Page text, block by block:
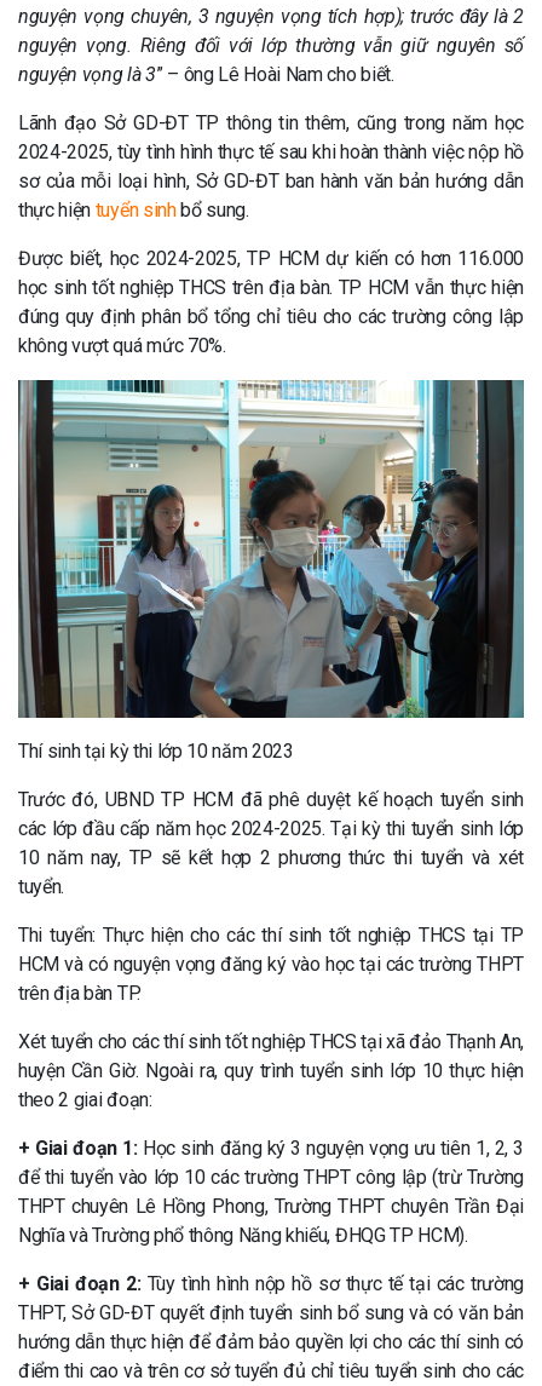
nguyện vọng chuyên, 3 nguyện vọng tích hợp); trước đây là 2
nguyện vọng. Riêng đối với lớp thường vẫn giữ nguyên số
nguyện vọng là 3” – ông Lê Hoài Nam cho biết.
Lãnh đạo Sở GD-ĐT TP thông tin thêm, cũng trong năm học
2024-2025, tùy tình hình thực tế sau khi hoàn thành việc nộp hồ
sơ của mỗi loại hình, Sở GD-ĐT ban hành văn bản hướng dẫn
thực hiện tuyển sinhbổ sung.
Được biết, học 2024-2025, TP HCM dự kiến có hơn 116.000
học sinh tốt nghiệp THCS trên địa bàn. TP HCM vẫn thực hiện
đúng quy định phân bổ tổng chỉ tiêu cho các trường công lập
không vượt quá mức 70%.
Thí sinh tại kỳ thi lớp 10 năm 2023
Trước đó, UBND TP HCM đã phê duyệt kế hoạch tuyển sinh
các lớp đầu cấp năm học 2024-2025. Tại kỳ thi tuyển sinh lớp
10 năm nay, TP sẽ kết hợp 2 phương thức thi tuyển và xét
tuyển.
Thi tuyển: Thực hiện cho các thí sinh tốt nghiệp THCS tại TP
HCM và có nguyện vọng đăng ký vào học tại các trường THPT
trên địa bàn TP.
Xét tuyển cho các thí sinh tốt nghiệp THCS tại xã đảo Thạnh An,
huyện Cần Giờ. Ngoài ra, quy trình tuyển sinh lớp 10 thực hiện
theo 2 giai đoạn:
+ Giai đoạn 1:Học sinh đăng ký 3 nguyện vọng ưu tiên 1, 2, 3
để thi tuyển vào lớp 10 các trường THPT công lập (trừ Trường
THPT chuyên Lê Hồng Phong, Trường THPT chuyên Trần Đại
Nghĩa và Trường phổ thông Năng khiếu, ĐHQG TP HCM).
+ Giai đoạn 2:Tùy tình hình nộp hồ sơ thực tế tại các trường
THPT, Sở GD-ĐT quyết định tuyển sinh bổ sung và có văn bản
hướng dẫn thực hiện để đảm bảo quyền lợi cho các thí sinh có
điểm thi cao và trên cơ sở tuyển đủ chỉ tiêu tuyển sinh cho các